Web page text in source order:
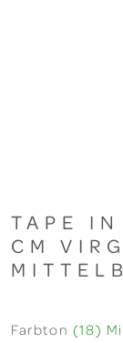
TAPE
CM
Farbton (18)